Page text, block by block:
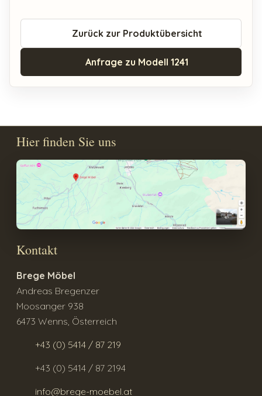
Zurück zur Produktübersicht
Anfrage zu Modell 1241
Hier finden Sie uns
Kontakt
Brege Möbel
Andreas Bregenzer
Moosanger 938
6473 Wenns, Österreich
+43 (0) 5414 / 87 219
+43 (0) 5414 / 87 2194
info@brege-moebel.at